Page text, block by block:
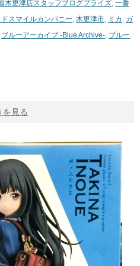
木更津店スタッフブログプライズ, 一番
ドスマイルカンパニー, 木更津市, ミカ , ガ
ブルーアーカイブ -Blue Archive-, ブルー
を見る